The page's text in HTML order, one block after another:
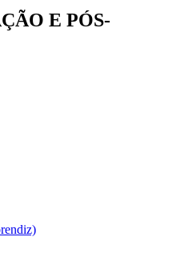
E PÓS-